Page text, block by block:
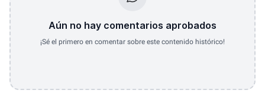
Aún no hay comentarios aprobados
¡Sé el primero en comentar sobre este contenido histórico!